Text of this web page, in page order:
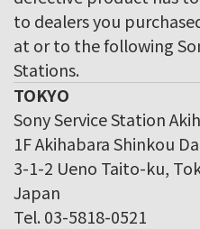
to dealers you
at or to the following
Stations.
TOKYO
Sony Service Station
1F Akihabara Shinkou
3-1-2 Ueno Taito-ku,
Japan
Tel. 03-5818-0521